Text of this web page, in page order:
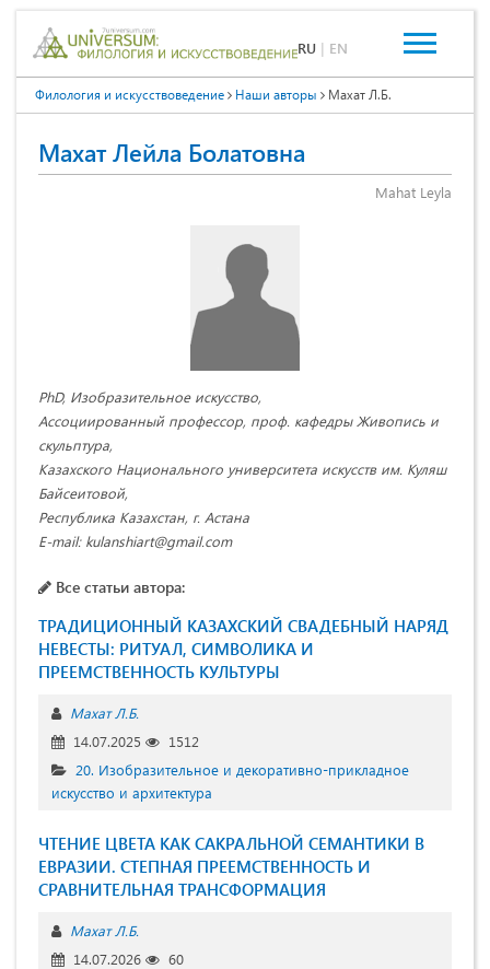
RU | EN
Филология и искусствоведение Наши авторы Махат Л.Б.
Махат Лейла Болатовна
Mahat Leyla
PhD, Изобразительное искусство,
Ассоциированный профессор, проф. кафедры Живопись и
скульптура,
Казахского Национального университета искусств им. Куляш
Байсеитовой,
Республика Казахстан, г. Астана
E-mail: kulanshiart@gmail.com
Все статьи автора:
ТРАДИЦИОННЫЙ КАЗАХСКИЙ СВАДЕБНЫЙ НАРЯД
НЕВЕСТЫ: РИТУАЛ, СИМВОЛИКА И
ПРЕЕМСТВЕННОСТЬ КУЛЬТУРЫ
Махат Л.Б.
14.07.2025
1512
20. Изобразительное и декоративно-прикладное
искусство и архитектура
ЧТЕНИЕ ЦВЕТА КАК САКРАЛЬНОЙ СЕМАНТИКИ В
ЕВРАЗИИ. СТЕПНАЯ ПРЕЕМСТВЕННОСТЬ И
СРАВНИТЕЛЬНАЯ ТРАНСФОРМАЦИЯ
Махат Л.Б.
14.07.2026
60